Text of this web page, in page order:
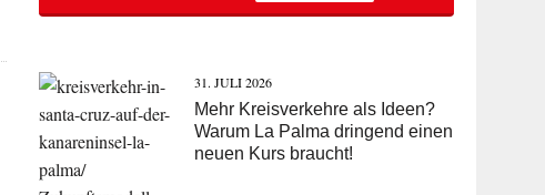
31. JULI 2026
Mehr Kreisverkehre als Ideen?
Warum La Palma dringend einen
neuen Kurs braucht!